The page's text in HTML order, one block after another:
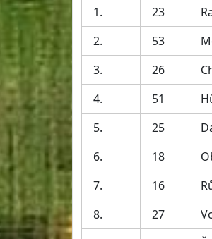
1.
23
2.
53
3.
26
4.
51
5.
25
6.
18
7.
16
8.
27